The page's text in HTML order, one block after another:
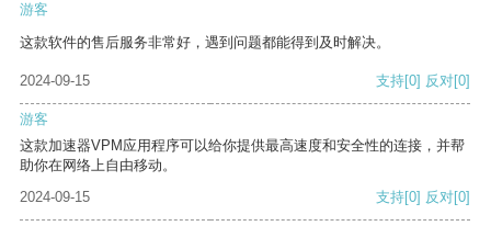
游客
这款软件的售后服务非常好，遇到问题都能得到及时解决。
2024-09-15 支持[0] 反对[0]
游客
这款加速器VPM应用程序可以给你提供最高速度和安全性的连接，并帮
助你在网络上自由移动。
2024-09-15
支持[0] 反对[0]